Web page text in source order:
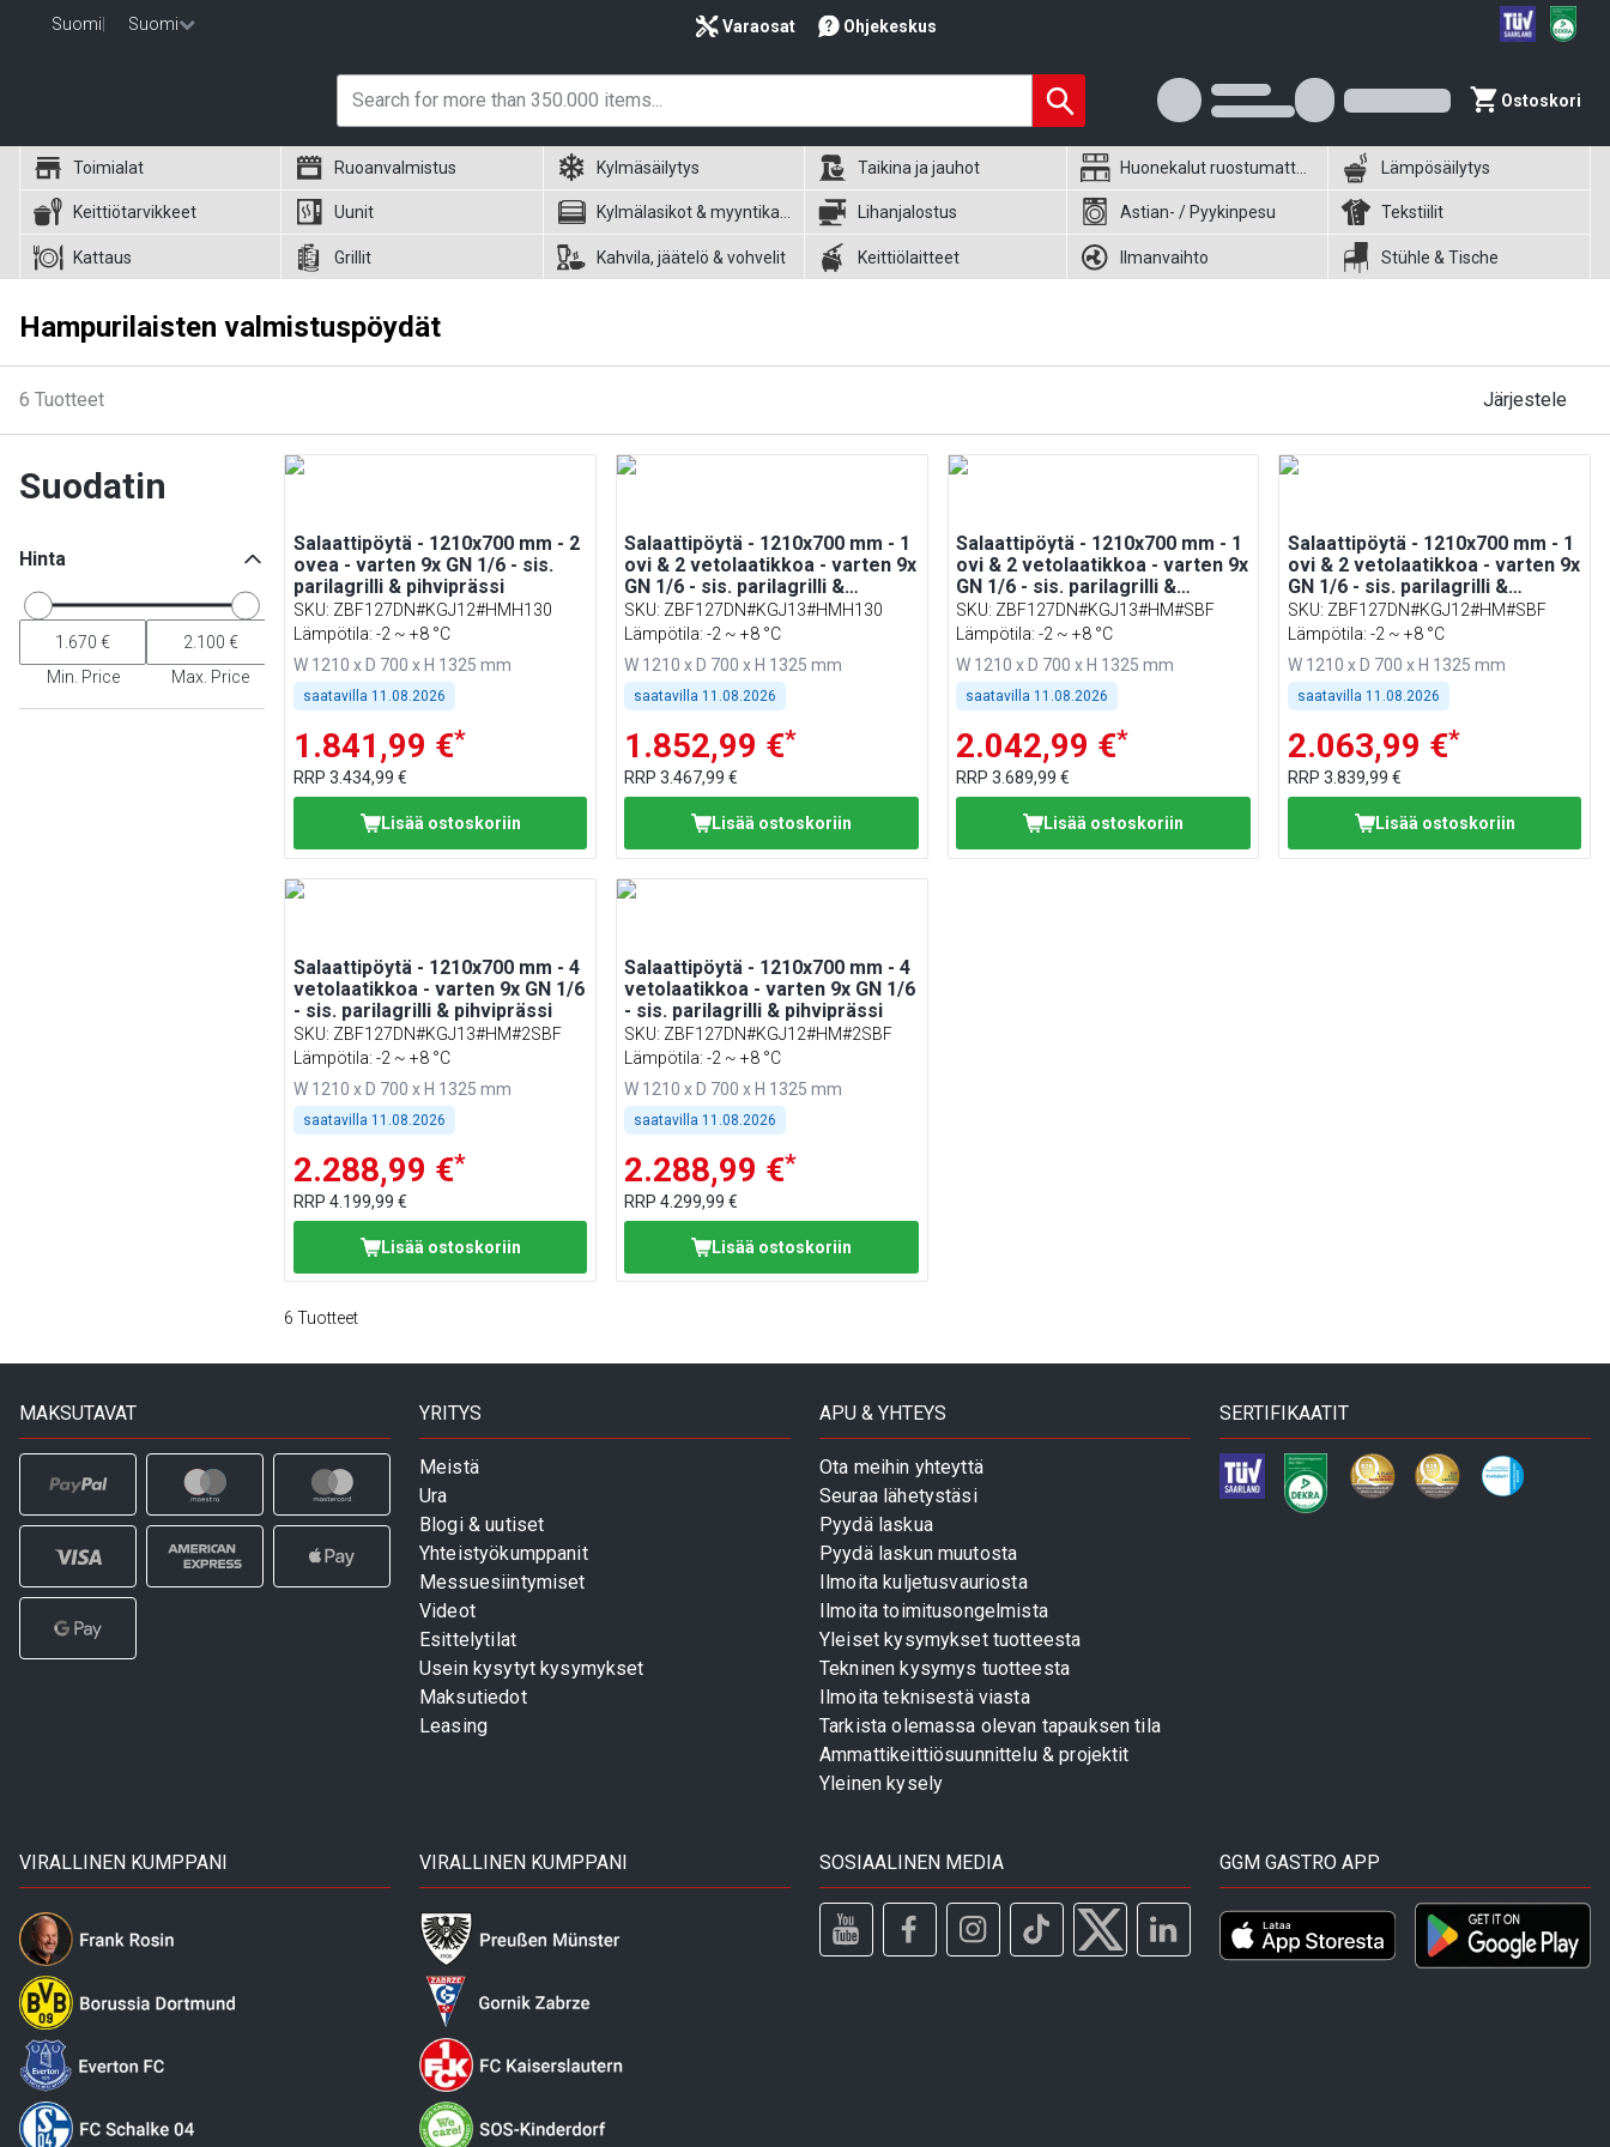
Suomi Suomi Varaosat Ohjekeskus
Ostoskori
Toimialat Ruoanvalmistus Kylmäsäilytys Taikina ja jauhot Huonekalut ruostumattomasta teräksestä Lämpösäilytys
Keittiötarvikkeet Uunit Lihanjalostus Astian- / Pyykinpesu Tekstiilit
Kattaus Grillit Kahvila, jäätelö & vohvelit Keittiölaitteet Ilmanvaihto Stühle & Tische
Hampurilaisten valmistuspöydät
6 Tuotteet Järjestele
Suodatin
Hinta
Min. Price Max. Price
Salaattipöytä - 1210x700 mm - 2
ovea - varten 9x GN 1/6 - sis.
parilagrilli & pihviprässi
SKU: ZBF127DN#KGJ12#HMH130
Lämpötila: -2 ~ +8 °C
W 1210 x D 700 x H 1325 mm
saatavilla 11.08.2026
1.841,99 €*
RRP 3.434,99 €
Lisää ostoskoriin
Salaattipöytä - 1210x700 mm - 1
ovi & 2 vetolaatikkoa - varten 9x
GN 1/6 - sis. parilagrilli &
pihviprässi
SKU: ZBF127DN#KGJ13#HMH130
Lämpötila: -2 ~ +8 °C
W 1210 x D 700 x H 1325 mm
saatavilla 11.08.2026
1.852,99 €*
RRP3.467,99 €
Lisää ostoskoriin
Salaattipöytä - 1210x700 mm - 1
ovi & 2 vetolaatikkoa - varten 9x
GN 1/6 - sis. parilagrilli &
pihviprässi
SKU: ZBF127DN#KGJ13#HM#SBF
Lämpötila: -2 ~ +8 °C
W 1210 x D 700 x H 1325 mm
saatavilla 11.08.2026
2.042,99 €*
RRP3.689,99 €
Lisää ostoskoriin
Salaattipöytä - 1210x700 mm - 1
ovi & 2 vetolaatikkoa - varten 9x
GN 1/6 - sis. parilagrilli &
pihviprässi
SKU: ZBF127DN#KGJ12#HM#SBF
Lämpötila: -2 ~ +8 °C
W 1210 x D 700 x H 1325 mm
saatavilla 11.08.2026
2.063,99 €*
RRP 3.839,99 €
Lisää ostoskoriin
Salaattipöytä - 1210x700 mm - 4
vetolaatikkoa - varten 9x GN 1/6
- sis. parilagrilli & pihviprässi
SKU: ZBF127DN#KGJ13#HM#2SBF
Lämpötila: -2 ~ +8 °C
W 1210 x D 700 x H 1325 mm
saatavilla 11.08.2026
2.288,99 €*
RRP 4.199,99 €
Lisää ostoskoriin
Salaattipöytä - 1210x700 mm - 4
vetolaatikkoa - varten 9x GN 1/6
- sis. parilagrilli & pihviprässi
SKU: ZBF127DN#KGJ12#HM#2SBF
Lämpötila: -2 ~ +8 °C
W 1210 x D 700 x H 1325 mm
saatavilla 11.08.2026
2.288,99 €*
RRP4.299,99 €
Lisää ostoskoriin
6 Tuotteet
MAKSUTAVAT YRITYS
Meistä
Ura
Blogi & uutiset
Yhteistyökumppanit
Messuesiintymiset
Videot
Esittelytilat
Usein kysytyt kysymykset
Maksutiedot
Leasing
APU & YHTEYS
Ota meihin yhteyttä
Seuraa lähetystäsi
Pyydä laskua
Pyydä laskun muutosta
Ilmoita kuljetusvauriosta
Ilmoita toimitusongelmista
Yleiset kysymykset tuotteesta
Tekninen kysymys tuotteesta
Ilmoita teknisestä viasta
Tarkista olemassa olevan tapauksen tila
Ammattikeittiösuunnittelu & projektit
Yleinen kysely
SERTIFIKAATIT
VIRALLINEN KUMPPANI VIRALLINEN KUMPPANI SOSIAALINEN MEDIA GGM GASTRO APP